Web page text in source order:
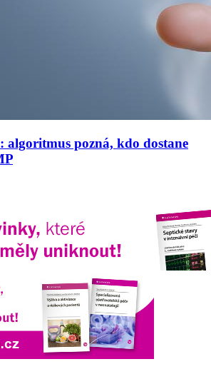
algoritmus pozná, kdo dostane